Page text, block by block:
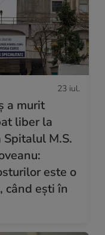
23 iul.
a murit
liber la
Spitalul M.S.
este o
când ești în